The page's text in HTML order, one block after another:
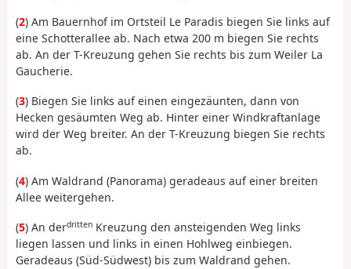
(2) Am Bauernhof im Ortsteil Le Paradis biegen Sie links auf
eine Schotterallee ab. Nach etwa 200 m biegen Sie rechts
ab. An der T-Kreuzung gehen Sie rechts bis zum Weiler La
Gaucherie.
(3) Biegen Sie links auf einen eingezäunten, dann von
Hecken gesäumten Weg ab. Hinter einer Windkraftanlage
wird der Weg breiter. An der T-Kreuzung biegen Sie rechts
ab.
(4) Am Waldrand (Panorama) geradeaus auf einer breiten
Allee weitergehen.
(5) An derdritten Kreuzung den ansteigenden Weg links
liegen lassen und links in einen Hohlweg einbiegen.
Geradeaus (Süd-Südwest) bis zum Waldrand gehen.